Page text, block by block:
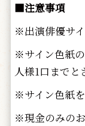
■注意事項
※出演俳優サ
※サイン色紙
人様1口まで
※サイン色紙
※現金のみの